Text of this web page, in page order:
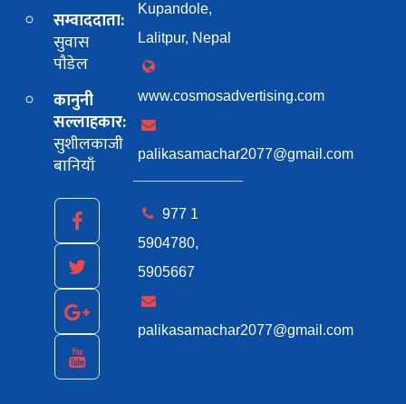
सम्वाददाता:
सुवास
पाैडेल
कानुनी
सल्लाहकार:
सुशीलकाजी
बानियाँ
Kupandole,
Lalitpur, Nepal
www.cosmosadvertising.com
palikasamachar2077@gmail.com
977 1
5904780,
5905667
palikasamachar2077@gmail.com